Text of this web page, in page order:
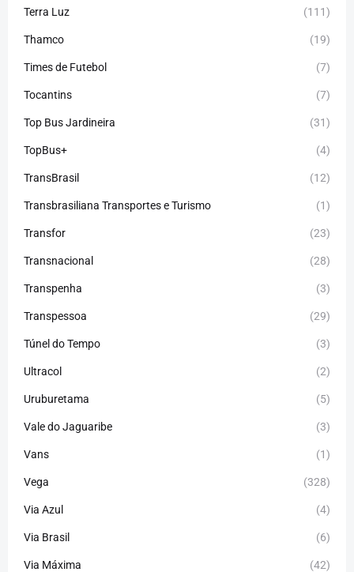
Terra Luz (111)
Thamco (19)
Times de Futebol (7)
Tocantins (7)
Top Bus Jardineira (31)
TopBus+ (4)
TransBrasil (12)
Transbrasiliana Transportes e Turismo (1)
Transfor (23)
Transnacional (28)
Transpenha (3)
Transpessoa (29)
Túnel do Tempo (3)
Ultracol (2)
Uruburetama (5)
Vale do Jaguaribe (3)
Vans (1)
Vega (328)
Via Azul (4)
Via Brasil (6)
Via Máxima (42)